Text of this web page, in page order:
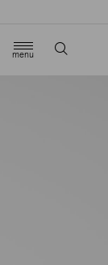
menu